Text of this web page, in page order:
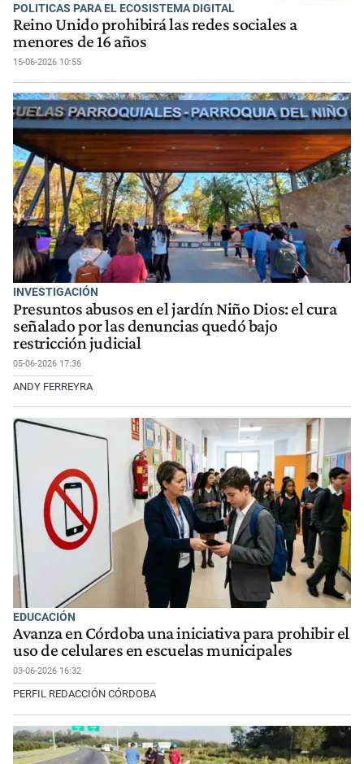
POLITICAS PARA EL ECOSISTEMA DIGITAL
Reino Unido prohibirá las redes sociales a
menores de 16 años
15-06-2026 10:55
INVESTIGACIÓN
Presuntos abusos en el jardín Niño Dios: el cura
señalado por las denuncias quedó bajo
restricción judicial
05-06-2026 17:36
ANDY FERREYRA
EDUCACIÓN
Avanza en Córdoba una iniciativa para prohibir el
uso de celulares en escuelas municipales
03-06-2026 16:32
PERFIL REDACCIÓN CÓRDOBA